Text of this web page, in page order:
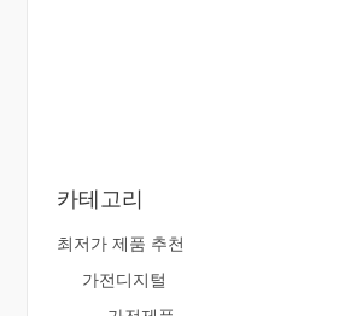
카테고리
최저가 제품 추천
가전디지털